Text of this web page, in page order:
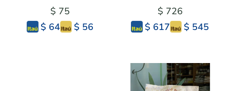
$ 75
$ 64
$ 56
$ 726
$ 617
$ 545